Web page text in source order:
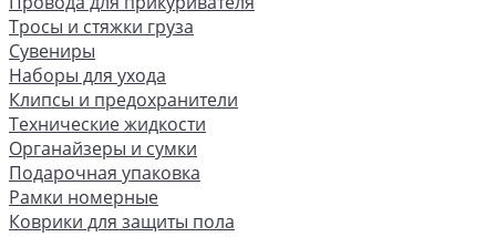
Тросы и стяжки груза
Сувениры
Наборы для ухода
Клипсы и предохранители
Технические жидкости
Органайзеры и сумки
Подарочная упаковка
Рамки номерные
Коврики для защиты пола